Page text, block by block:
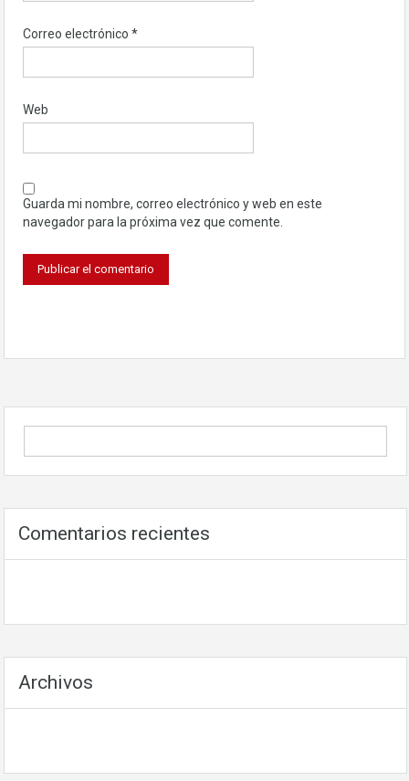
Correo electrónico *
Web
Guarda mi nombre, correo electrónico y web en este
navegador para la próxima vez que comente.
Comentarios recientes
Archivos